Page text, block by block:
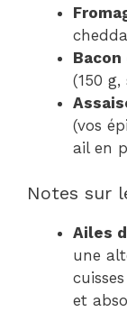
(150 g,
(vos
ail en
Notes sur
Ailes
une
et